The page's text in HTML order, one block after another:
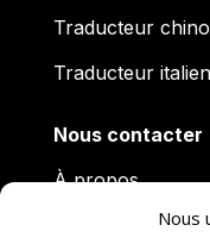
Nous
Traducteur
Traducteur italien
Nous contacter
À propos